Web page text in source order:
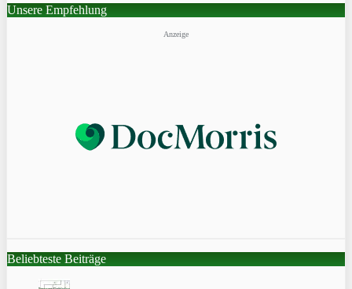
Unsere Empfehlung
Anzeige
Beliebteste Beiträge